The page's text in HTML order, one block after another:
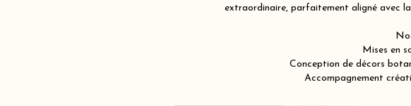
extraordinaire, parfaitement aligné avec
Mises en
Conception de décors
Accompagnement